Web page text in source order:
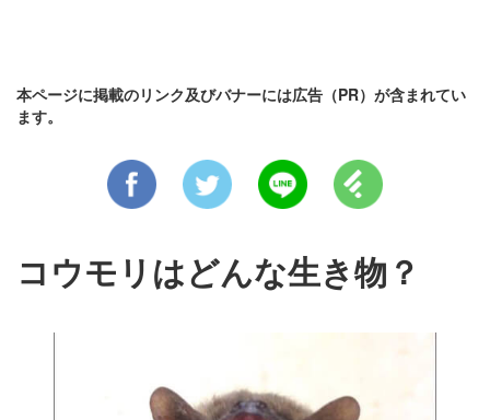
本ページに掲載のリンク及びバナーには広告（PR）が含まれてい
ます。
コウモリはどんな生き物？